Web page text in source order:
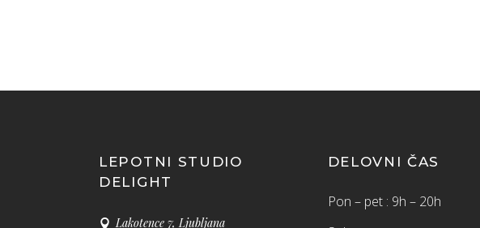
LEPOTNI STUDIO
DELIGHT
Lakotence 7, Ljubljana
DELOVNI ČAS
Pon – pet : 9h – 20h